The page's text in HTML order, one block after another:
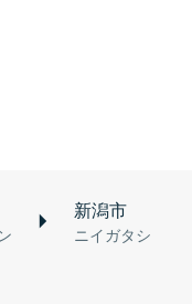
新潟市
ニイガタシ